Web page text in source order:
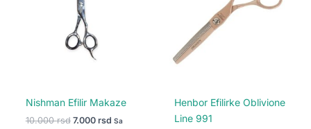
Nishman Efilir Makaze
10.000rsd 7.000 rsd Sa
Henbor Efilirke Oblivione
Line 991